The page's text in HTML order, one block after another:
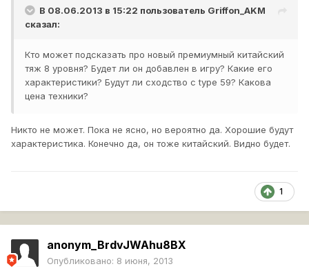
В 08.06.2013 в 15:22 пользователь Griffon_AKM
сказал:
Кто может подсказать про новый премиумный китайский
тяж 8 уровня? Будет ли он добавлен в игру? Какие его
характеристики? Будут ли сходство с type 59? Какова
цена техники?
Никто не может. Пока не ясно, но вероятно да. Хорошие будут
характеристика. Конечно да, он тоже китайский. Видно будет.
1
anonym_BrdvJWAhu8BX
Опубликовано: 8 июня, 2013